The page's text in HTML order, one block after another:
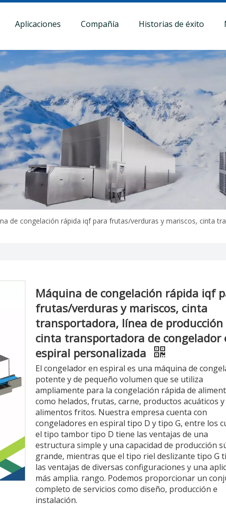
Aplicaciones Compañía Historias de éxito
de congelación rápida iqf para frutas/verduras y mariscos, cinta
Máquina de congelación rápida iqf
frutas/verduras y mariscos, cinta
transportadora, línea de producción
cinta transportadora de congelador
espiral personalizada
El congelador en espiral es una máquina de
potente y de pequeño volumen que se utiliza
ampliamente para la congelación rápida de
como helados, frutas, carne, productos acuáticos y
alimentos fritos. Nuestra empresa cuenta con
congeladores en espiral tipo D y tipo G, entre los
el tipo tambor tipo D tiene las ventajas de una
estructura simple y una capacidad de producción
grande, mientras que el tipo riel deslizante tipo G
las ventajas de diversas configuraciones y una
más amplia. rango. Podemos proporcionar un
completo de servicios como diseño, producción e
instalación.